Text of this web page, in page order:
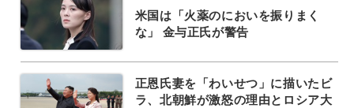
米国は「火薬のにおいを振りまく
な」 金与正氏が警告
正恩氏妻を「わいせつ」に描いたビ
ラ、北朝鮮が激怒の理由とロシア大